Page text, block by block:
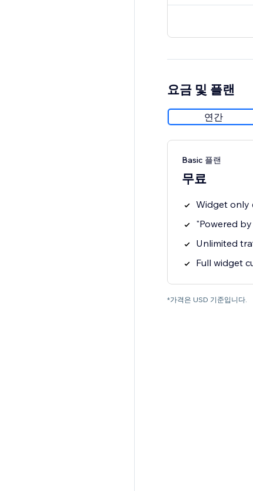
요금 및 플랜
연간
Basic 플랜
무료
Widget only
"Powered
Unlimited
Full widget
*가격은 USD 기준입니다.